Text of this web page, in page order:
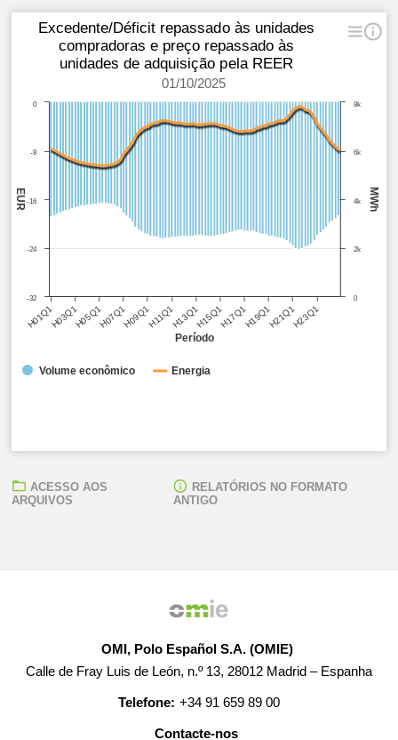
● Custo unitário do impacto do excedente/défice da REER:
● Total Excedente/Déficit diário:-1.976,64 EUR
Período
MWh
EUR
Excedente/Déficit repassado às unidades
compradoras e preço repassado às
unidades de adquisição pela REER
01/10/2025
H01Q1H03Q1H05Q1H07Q1H09Q1H11Q1H13Q1H15Q1H17Q1H19Q1H21Q1H23Q1
0
6k
2k
4k
8k
0
-32
-24
-16
-8
Volume econômico Energia
ACESSO AOS
ARQUIVOS
RELATÓRIOS NO FORMATO
ANTIGO
OMI, Polo Español S.A. (OMIE)
Calle de Fray Luis de León, n.º 13, 28012 Madrid – Espanha
Telefone: +34 91 659 89 00
Contacte-nos